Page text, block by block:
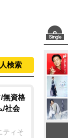
検索
/無資格
/社会
ティそ